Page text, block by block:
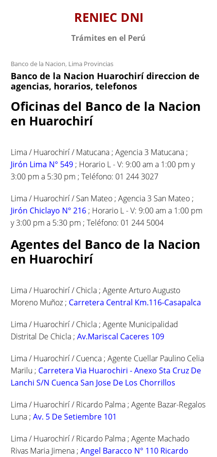
RENIEC DNI
Trámites en el Perú
Banco de la Nacion, Lima Provincias
Banco de la Nacion Huarochirí direccion de
agencias, horarios, telefonos
Oficinas del Banco de la Nacion
en Huarochirí
Lima / Huarochirí / Matucana ; Agencia 3 Matucana ;
Jirón Lima N° 549 ; Horario L - V: 9:00 am a 1:00 pm y
3:00 pm a 5:30 pm ; Teléfono: 01 244 3027
Lima / Huarochirí / San Mateo ; Agencia 3 San Mateo ;
Jirón Chiclayo N° 216 ; Horario L - V: 9:00 am a 1:00 pm
y 3:00 pm a 5:30 pm ; Teléfono: 01 244 5004
Agentes del Banco de la Nacion
en Huarochirí
Lima / Huarochirí / Chicla ; Agente Arturo Augusto
Moreno Muñoz ; Carretera Central Km.116-Casapalca
Lima / Huarochirí / Chicla ; Agente Municipalidad
Distrital De Chicla ;Av.Mariscal Caceres 109
Lima / Huarochirí / Cuenca ; Agente Cuellar Paulino Celia
Marilu ; Carretera Via Huarochiri - Anexo Sta Cruz De
Lanchi S/N Cuenca San Jose De Los Chorrillos
Lima / Huarochirí / Ricardo Palma ; Agente Bazar-Regalos
Luna ;Av. 5 De Setiembre 101
Lima / Huarochirí / Ricardo Palma ; Agente Machado
Rivas Maria Jimena ;Angel Baracco N° 110 Ricardo